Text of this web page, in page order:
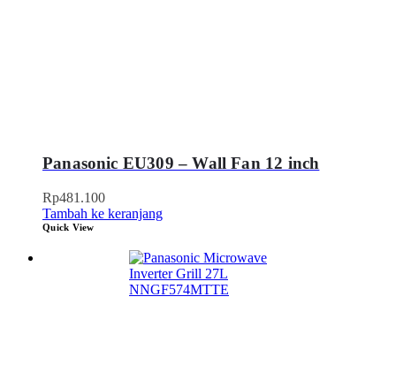
Panasonic EU309 – Wall Fan 12 inch
Rp481.100
Tambah ke keranjang
Quick View